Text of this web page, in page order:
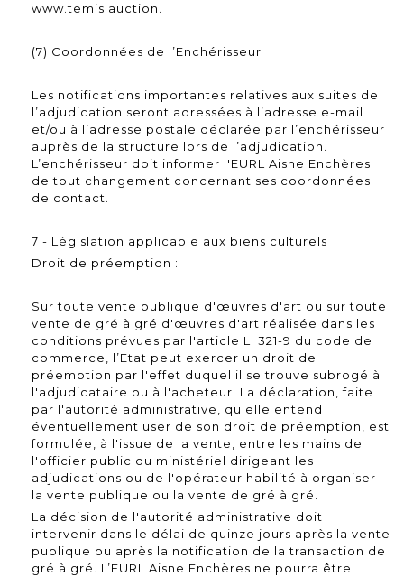
www.temis.auction.
(7) Coordonnées de l’Enchérisseur
Les notifications importantes relatives aux suites de
l’adjudication seront adressées à l’adresse e-mail
et/ou à l’adresse postale déclarée par l’enchérisseur
auprès de la structure lors de l’adjudication.
L’enchérisseur doit informer l'EURL Aisne Enchères
de tout changement concernant ses coordonnées
de contact.
7 - Législation applicable aux biens culturels
Droit de préemption :
Sur toute vente publique d'œuvres d'art ou sur toute
vente de gré à gré d'œuvres d'art réalisée dans les
conditions prévues par l'article L. 321-9 du code de
commerce, l’Etat peut exercer un droit de
préemption par l'effet duquel il se trouve subrogé à
l'adjudicataire ou à l'acheteur. La déclaration, faite
par l'autorité administrative, qu'elle entend
éventuellement user de son droit de préemption, est
formulée, à l'issue de la vente, entre les mains de
l'officier public ou ministériel dirigeant les
adjudications ou de l'opérateur habilité à organiser
la vente publique ou la vente de gré à gré.
La décision de l'autorité administrative doit
intervenir dans le délai de quinze jours après la vente
publique ou après la notification de la transaction de
gré à gré. L’EURL Aisne Enchères ne pourra être